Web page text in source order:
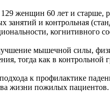
женщин 60 лет и старше,
и контрольная
когнитивного
мышечной силы,
тогда как в контрольной
к профилактике
жизни пожилых пациентов.